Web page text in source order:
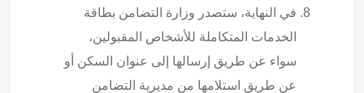
في النهاية، ستصدر وزارة التضامن بطاقة
الخدمات المتكاملة للأشخاص المقبولين،
سواء عن طريق إرسالها إلى عنوان السكن أو
عن طريق استلامها من مديرية التضامن